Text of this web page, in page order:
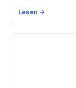
Lesen →